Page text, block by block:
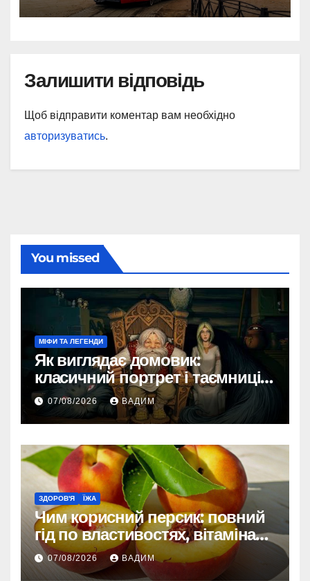
Залишити відповідь
Щоб відправити коментар вам необхідно
авторизуватись.
You missed
МІФИ ТА ЛЕГЕНДИ
Як виглядає домовик:
класичний портрет і таємниці
зовнішності
07/08/2026 ВАДИМ
ЗДОРОВ'Я ЇЖА
Чим корисний персик: повний
гід по властивостях, вітамінах і
впливі на організм
07/08/2026 ВАДИМ